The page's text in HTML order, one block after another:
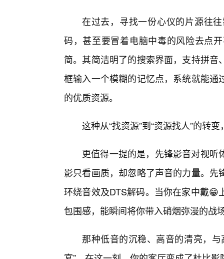
在过去，寻找一份心仪的片源往
码，甚至要冒着电脑中毒的风险去点
简。其简洁明了的搜索界面，支持拼
框输入一个模糊的记忆点，系统就能
的优质资源。
这种从“找资源”到“资源找人”的转
更值得一提的是，先锋影音对视
影只看画质，却忽略了声音的力量。
环绕音效及DTS解码。当你在家中戴
包围感，能瞬间将你带入硝烟弥漫的战
那种低音的沉稳、高音的清亮，